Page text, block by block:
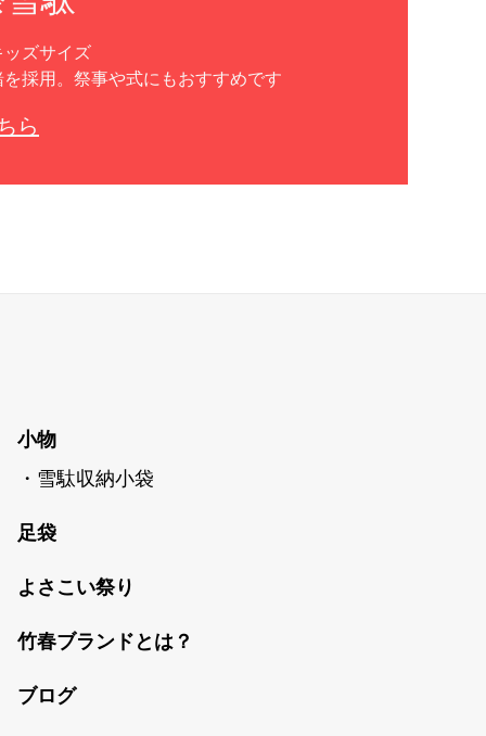
ズサイズ
採用。祭事や式にもおすすめです
ら
小物
・雪駄収納小袋
足袋
よさこい祭り
竹春ブランドとは？
ブログ